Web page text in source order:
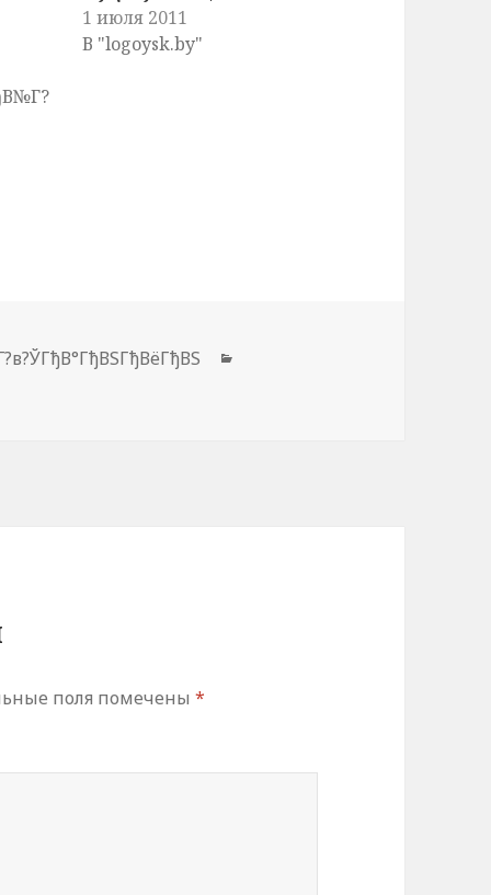
1 июля 2011
В "logoysk.by"
поля помечены*